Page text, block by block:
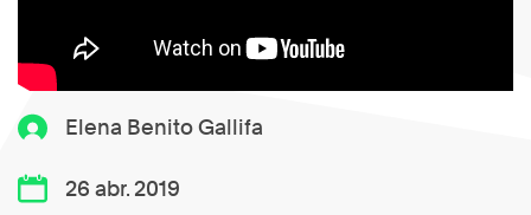
Elena Benito Gallifa
26 abr. 2019